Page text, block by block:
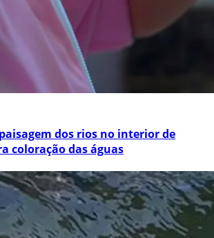
dos rios no interior de
coloração das águas